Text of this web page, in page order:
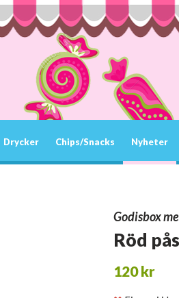
Drycker Chips/Snacks Nyheter
Godisbox
Röd
120 kr